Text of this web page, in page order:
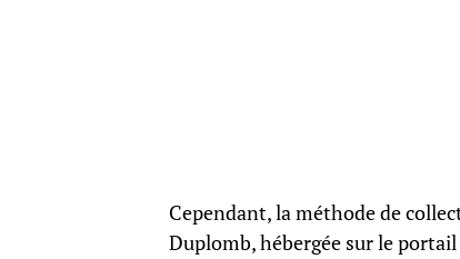
Cependant, la méthode de
Duplomb, hébergée sur le